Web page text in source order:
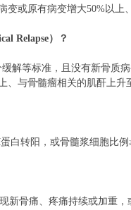
或原有病变增大50%以上
Relapse）？
解等标准，且没有新骨质
、与骨髓瘤相关的肌酐上升
白转阳，或骨髓浆细胞比例
新骨痛、疼痛持续或加重